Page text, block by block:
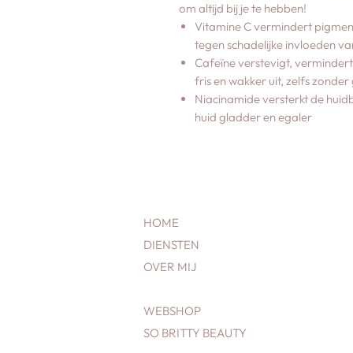
om altijd bij je te hebben!
Vitamine C vermindert
tegen schadelijke invloeden
Cafeïne verstevigt,
fris en wakker uit, zelfs
Niacinamide versterkt de
huid gladder en egaler
HOME
DIENSTEN
OVER MIJ
WEBSHOP
SO BRITTY BEAUTY